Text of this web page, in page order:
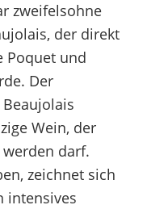
zweifelsohne
der direkt
Poquet und
Der
Wein, der
darf.
zeichnet sich
intensives